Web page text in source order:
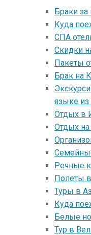
Браки за
Куда
СПА
Скидки
Пакеты
Брак на
языке
Отдых в
Отдых на
Речные
Полеты
Туры в
Куда
Белые
Тур в